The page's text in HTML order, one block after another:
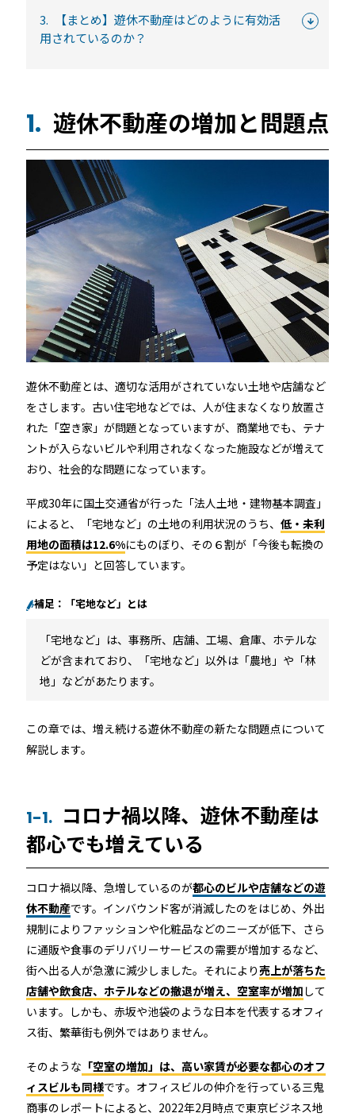
3.
【まとめ】遊休不動産はどのように有効活
用されているのか？
1. 遊休不動産の増加と問題点
遊休不動産とは、適切な活用がされていない土地や店舗など
をさします。古い住宅地などでは、人が住まなくなり放置さ
れた「空き家」が問題となっていますが、商業地でも、テナ
ントが入らないビルや利用されなくなった施設などが増えて
おり、社会的な問題になっています。
平成30年に国土交通省が行った「法人土地・建物基本調査」
によると、「宅地など」の土地の利用状況のうち、 低・未利
用地の面積は12.6%にものぼり、その６割が「今後も転換の
予定はない」と回答しています。
補足：「宅地など」とは
「宅地など」は、事務所、店舗、工場、倉庫、ホテルな
どが含まれており、「宅地など」以外は「農地」や「林
地」などがあたります。
この章では、増え続ける遊休不動産の新たな問題点について
解説します。
1-1. コロナ禍以降、遊休不動産は
都心でも増えている
コロナ禍以降、急増しているのが都心のビルや店舗などの遊
休不動産です。インバウンド客が消滅したのをはじめ、外出
規制によりファッションや化粧品などのニーズが低下、さら
に通販や食事のデリバリーサービスの需要が増加するなど、
街へ出る人が急激に減少しました。それにより売上が落ちた
店舗や飲食店、ホテルなどの撤退が増え、空室率が増加 して
います。しかも、赤坂や池袋のような日本を代表するオフィ
ス街、繁華街も例外ではありません。
そのような 「空室の増加」は、高い家賃が必要な都心のオフ
ィスビルも同様です。オフィスビルの仲介を行っている三鬼
商事のレポートによると、2022年2月時点で東京ビジネス地
を徹底解説！防水・防錆について知ってお
きたいこと
そ、ビジネスにスマートロック！
スマートロックとは？カギのIoT化、仕組み
とメリットを解説！
続きを読む
宿泊施設
RemoteLOCKを導入するメリット
活用事例
お客さまの声
宿泊施設での運用におすすめの記事３選
無人・省人運営の宿泊施設におすすめのPMS 4選
ホテルや宿泊施設に導入するスマートロックの選び方
とポイントを解説
は？
ホーム
機能
機能トップ
ユニバーサルアクセスキー＆かぎ
パス
システム連携
システム連携トップ
連携システム一覧
API連携
製品情報
製品情報トップ
製品ラインナップ
利用事例
利用事例トップ
導入の流れ